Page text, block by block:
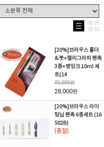
[20%]브라우스 홀더
&붓+캘리그라피 펜촉
3종+병잉크 10ml 세
트(14
35,000원
28,000원
[20%]브라우스 라이
팅닙 펜촉 6종세트 (16
502B)
(품절)